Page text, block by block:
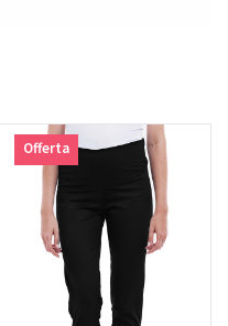
Offerta